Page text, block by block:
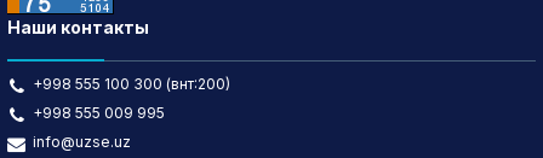
Наши контакты
+998 555 100 300 (внт:200)
+998 555 009 995
info@uzse.uz